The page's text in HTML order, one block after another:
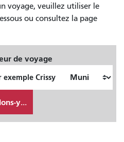
voyage, veuillez utiliser le
ou consultez la page
de voyage
voyager
y...